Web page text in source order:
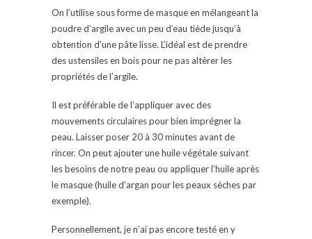
On l’utilise sous forme de masque en mélangeant la
poudre d’argile avec un peu d’eau tiède jusqu’à
obtention d’une pâte lisse. L’idéal est de prendre
des ustensiles en bois pour ne pas altèrer les
propriétés de l’argile.
Il est préférable de l’appliquer avec des
mouvements circulaires pour bien imprégner la
peau. Laisser poser 20 à 30 minutes avant de
rincer. On peut ajouter une huile végétale suivant
les besoins de notre peau ou appliquer l’huile après
le masque (huile d’argan pour les peaux sèches par
exemple).
Personnellement, je n’ai pas encore testé en y